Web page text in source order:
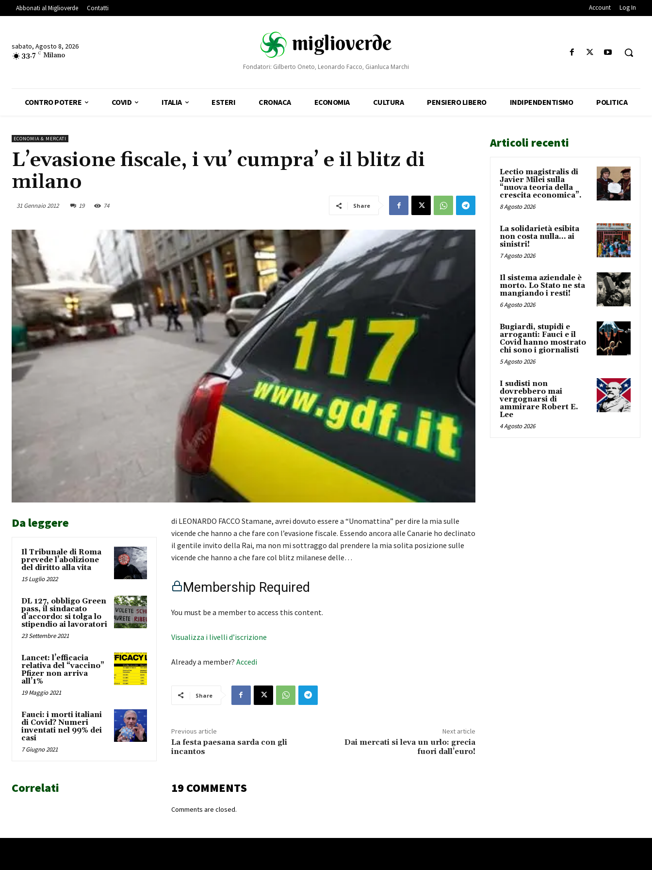
Abbonati al Miglioverde Contatti Account Log In
sabato, Agosto 8, 2026
33.7 C Milano
Fondatori: Gilberto Oneto, Leonardo Facco, Gianluca Marchi
CONTRO POTERE COVID ITALIA ESTERI CRONACA ECONOMIA CULTURA PENSIERO LIBERO INDIPENDENTISMO POLITICA
ECONOMIA & MERCATI
L’evasione fiscale, i vu’ cumpra’ e il blitz di
milano
31 Gennaio 2012 19 74 Share
Da leggere
Il Tribunale di Roma
prevede l’abolizione
del diritto alla vita
15 Luglio 2022
DL 127, obbligo Green
pass, il sindacato
d’accordo: si tolga lo
stipendio ai lavoratori
23 Settembre 2021
Lancet: l’efficacia
relativa del “vaccino”
Pfizer non arriva
all’1%
19 Maggio 2021
Fauci: i morti italiani
di Covid? Numeri
inventati nel 99% dei
casi
7 Giugno 2021
di LEONARDO FACCO Stamane, avrei dovuto essere a “Unomattina” per dire la mia sulle
vicende che hanno a che fare con l’evasione fiscale. Essendo ancora alle Canarie ho declinato
il gentile invito della Rai, ma non mi sottraggo dal prendere la mia solita posizione sulle
vicende che hanno a che fare col blitz milanese delle…
Membership Required
You must be a member to access this content.
Visualizza i livelli d’iscrizione
Already a member? Accedi
Share
Previous article
La festa paesana sarda con gli
incantos
Next article
Dai mercati si leva un urlo: grecia
fuori dall’euro!
Correlati 19 COMMENTS
Comments are closed.
Articoli recenti
Lectio magistralis di
Javier Milei sulla
“nuova teoria della
crescita economica”.
8 Agosto 2026
La solidarietà esibita
non costa nulla… ai
sinistri!
7 Agosto 2026
Il sistema aziendale è
morto. Lo Stato ne sta
mangiando i resti!
6 Agosto 2026
Bugiardi, stupidi e
arroganti: Fauci e il
Covid hanno mostrato
chi sono i giornalisti
5 Agosto 2026
I sudisti non
dovrebbero mai
vergognarsi di
ammirare Robert E.
Lee
4 Agosto 2026